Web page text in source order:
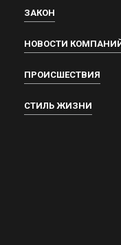
ЗАКОН
НОВОСТИ
ПРОИСШЕСТВИЯ
СТИЛЬ ЖИЗНИ